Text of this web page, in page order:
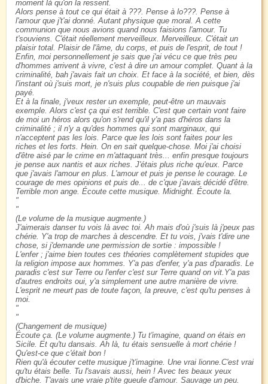
moment là qu'on la ressent.
Alors pense à tout ce qui était à ???. Pense à lo???. Pense à
l'amour que j't'ai donné. Autant physique que moral. A cette
communion que nous avions quand nous faisions l'amour. Tu
t'souviens. C'était réellement merveilleux. Merveilleux. C'était un
plaisir total. Plaisir de l'âme, du corps, et puis de l'esprit, de tout !
Enfin, moi personnellement je sais que j'ai vécu ce que très peu
d'hommes arrivent à vivre, c'est à dire un amour complet. Quant à la
criminalité, bah j'avais fait un choix. Et face à la société, et bien, dès
l'instant où j'suis mort, je n'suis plus coupable de rien puisque j'ai
payé.
Et à la finale, j'veux rester un exemple, peut-être un mauvais
exemple. Alors c'est ça qui est terrible. C'est que certain vont faire
de moi un héros alors qu'on s'rend qu'il y'a pas d'héros dans la
criminalité ; il n'y a qu'des hommes qui sont marginaux, qui
n'acceptent pas les lois. Parce que les lois sont faites pour les
riches et les forts. Hein. On en sait quelque-chose. Moi j'ai choisi
d'être aisé par le crime en m'attaquant très... enfin presque toujours
je pense aux nantis et aux riches. J'étais plus riche qu'eux. Parce
que j'avais l'amour en plus. L'amour et puis je pense le courage. Le
courage de mes opinions et puis de... de c'que j'avais décidé d'être.
Terrible mon ange. Écoute cette musique. Midnight. Écoute la.
(Le volume de la musique augmente.)
J'aimerais danser tu vois là avec toi. Ah mais d'où j'suis là j'peux pas
chérie. Y'a trop de marches à descendre. Et tu vois, j'vais t'dire une
chose, si j'demande une permission de sortie : impossible !
L'enfer ; j'aime bien toutes ces théories complètement stupides que
la religion impose aux hommes. Y'a pas d'enfer, y'a pas d'paradis. Le
paradis c'est sur Terre ou l'enfer c'est sur Terre quand on vit.Y'a pas
d'autres endroits oui, y'a simplement une autre manière de vivre.
L'esprit ne meurt pas de toute façon, la preuve, c'est qu'tu penses à
moi.
(Changement de musique)
Écoute ça. (Le volume augmente.) Tu t'imagine, quand on étais en
Sicile. Et qu'tu dansais. Ah là, tu étais sensuelle à mort chérie !
Qu'est-ce que c'était bon !
Rien qu'à écouter cette musique j't'imagine. Une vrai lionne.C'est vrai
qu'tu étais belle. Tu l'savais aussi, hein ! Avec tes beaux yeux
d'biche. T'avais une vraie p'tite gueule d'amour. Sauvage un peu.